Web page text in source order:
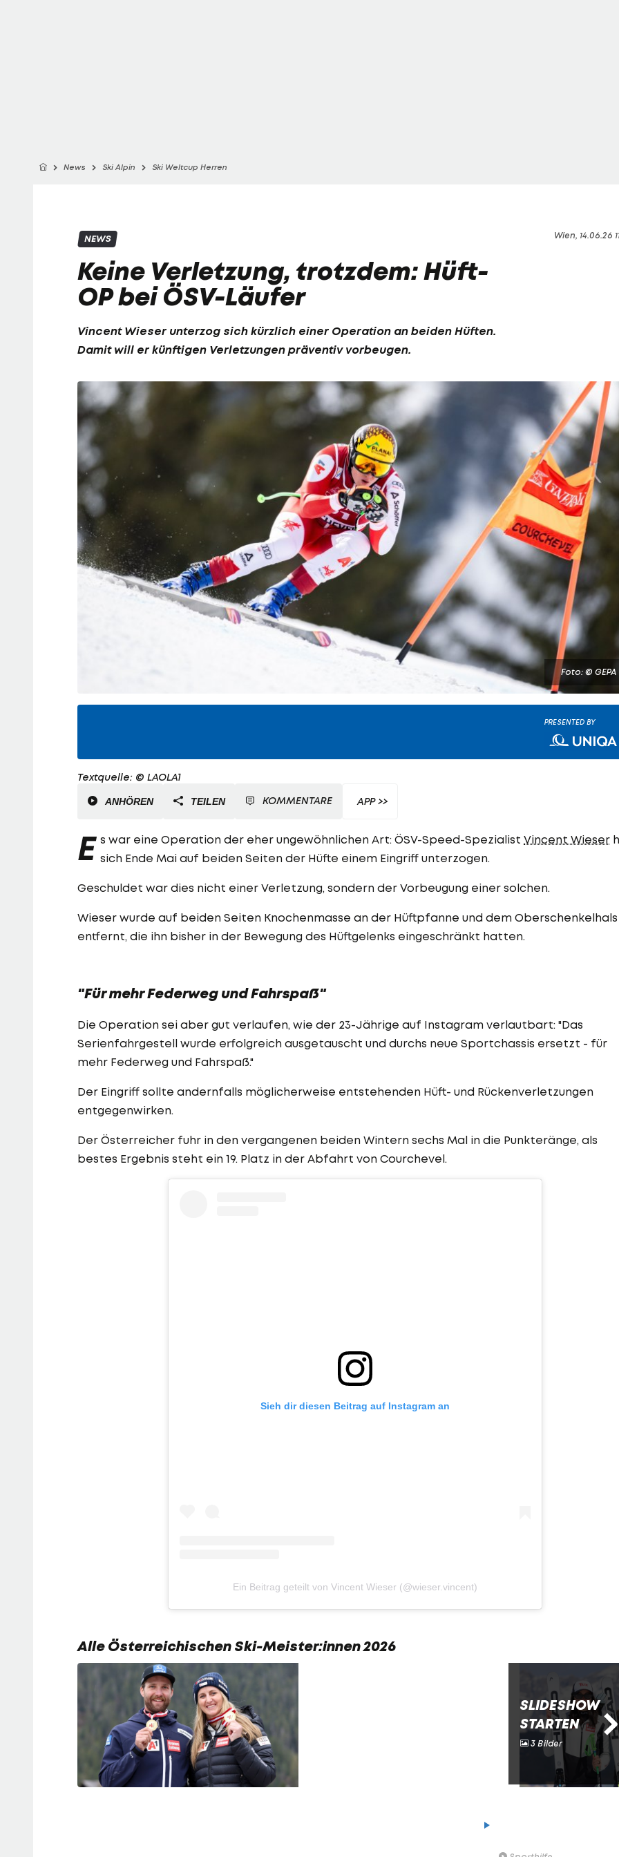
News Ski Alpin Ski Weltcup Herren
Wien, 14.06.26
NEWS
Keine Verletzung, trotzdem: Hüft-
OP bei ÖSV-Läufer
Vincent Wieser unterzog sich kürzlich einer Operation an beiden Hüften.
Damit will er künftigen Verletzungen präventiv vorbeugen.
Foto: © GEPA
PRESENTED BY
Textquelle: © LAOLA1
ANHÖREN TEILEN KOMMENTARE APP >>
E s war eine Operation der eher ungewöhnlichen Art: ÖSV-Speed-Spezialist Vincent Wieser
sich Ende Mai auf beiden Seiten der Hüfte einem Eingriff unterzogen.
Geschuldet war dies nicht einer Verletzung, sondern der Vorbeugung einer solchen.
Wieser wurde auf beiden Seiten Knochenmasse an der Hüftpfanne und dem Oberschenkelhals
entfernt, die ihn bisher in der Bewegung des Hüftgelenks eingeschränkt hatten.
"Für mehr Federweg und Fahrspaß"
Die Operation sei aber gut verlaufen, wie der 23-Jährige auf Instagram verlautbart: "Das
Serienfahrgestell wurde erfolgreich ausgetauscht und durchs neue Sportchassis ersetzt - für
mehr Federweg und Fahrspaß."
Der Eingriff sollte andernfalls möglicherweise entstehenden Hüft- und Rückenverletzungen
entgegenwirken.
Der Österreicher fuhr in den vergangenen beiden Wintern sechs Mal in die Punkteränge, als
bestes Ergebnis steht ein 19. Platz in der Abfahrt von Courchevel.
Sieh dir diesen Beitrag auf Instagram an
Ein Beitrag geteilt von Vincent Wieser (@wieser.vincent)
Alle Österreichischen Ski-Meister:innen 2026
SLIDESHOW
STARTEN
3 Bilder